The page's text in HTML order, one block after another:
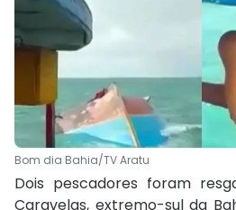
Bom dia Bahia/TV Aratu
Dois pescadores foram
Caravelas, extremo-sul da